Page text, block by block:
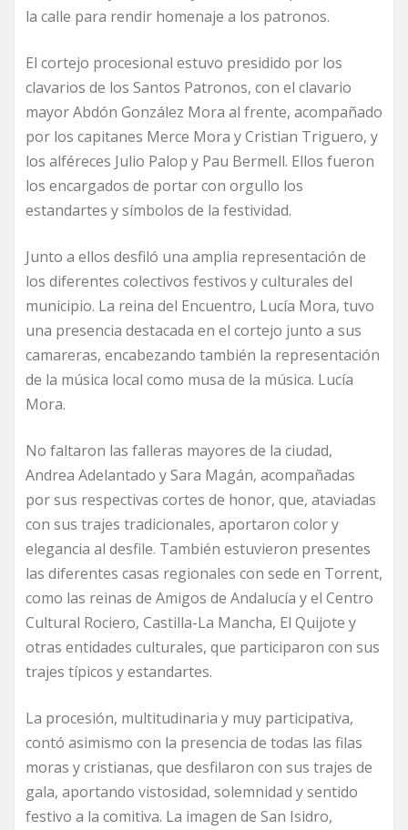
la calle para rendir homenaje a los patronos.
El cortejo procesional estuvo presidido por los
clavarios de los Santos Patronos, con el clavario
mayor Abdón González Mora al frente, acompañado
por los capitanes Merce Mora y Cristian Triguero, y
los alféreces Julio Palop y Pau Bermell. Ellos fueron
los encargados de portar con orgullo los
estandartes y símbolos de la festividad.
Junto a ellos desfiló una amplia representación de
los diferentes colectivos festivos y culturales del
municipio. La reina del Encuentro, Lucía Mora, tuvo
una presencia destacada en el cortejo junto a sus
camareras, encabezando también la representación
de la música local como musa de la música. Lucía
Mora.
No faltaron las falleras mayores de la ciudad,
Andrea Adelantado y Sara Magán, acompañadas
por sus respectivas cortes de honor, que, ataviadas
con sus trajes tradicionales, aportaron color y
elegancia al desfile. También estuvieron presentes
las diferentes casas regionales con sede en Torrent,
como las reinas de Amigos de Andalucía y el Centro
Cultural Rociero, Castilla-La Mancha, El Quijote y
otras entidades culturales, que participaron con sus
trajes típicos y estandartes.
La procesión, multitudinaria y muy participativa,
contó asimismo con la presencia de todas las filas
moras y cristianas, que desfilaron con sus trajes de
gala, aportando vistosidad, solemnidad y sentido
festivo a la comitiva. La imagen de San Isidro,